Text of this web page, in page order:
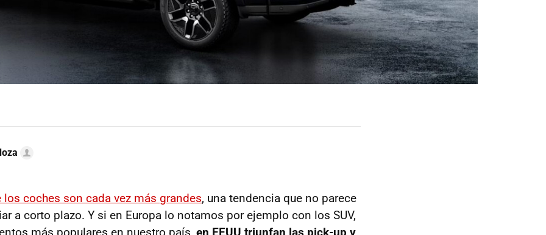
los coches son cada vez más grandes, una tendencia que no parece
a corto plazo. Y si en Europa lo notamos por ejemplo con los SUV,